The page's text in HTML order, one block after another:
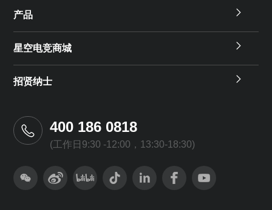
产品
星空电竞商城
招贤纳士
400 186 0818
(工作日9:30 -12:00，13:30-18:30)